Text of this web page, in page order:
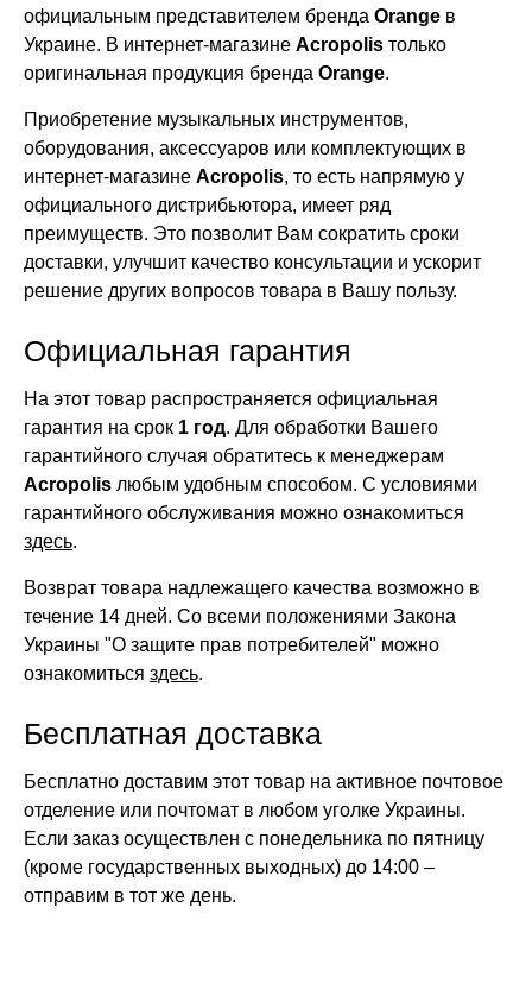
официальным представителем бренда Orange в
Украине. В интернет-магазине Acropolis только
оригинальная продукция бренда Orange.
Приобретение музыкальных инструментов,
оборудования, аксессуаров или комплектующих в
интернет-магазине Acropolis, то есть напрямую у
официального дистрибьютора, имеет ряд
преимуществ. Это позволит Вам сократить сроки
доставки, улучшит качество консультации и ускорит
решение других вопросов товара в Вашу пользу.
Официальная гарантия
На этот товар распространяется официальная
гарантия на срок 1 год. Для обработки Вашего
гарантийного случая обратитесь к менеджерам
Acropolis любым удобным способом. С условиями
гарантийного обслуживания можно ознакомиться
здесь.
Возврат товара надлежащего качества возможно в
течение 14 дней. Со всеми положениями Закона
Украины "О защите прав потребителей" можно
ознакомиться здесь.
Бесплатная доставка
Бесплатно доставим этот товар на активное почтовое
отделение или почтомат в любом уголке Украины.
Если заказ осуществлен с понедельника по пятницу
(кроме государственных выходных) до 14:00 –
отправим в тот же день.